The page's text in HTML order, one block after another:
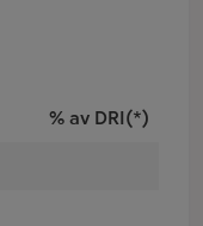
% av DRI(*)